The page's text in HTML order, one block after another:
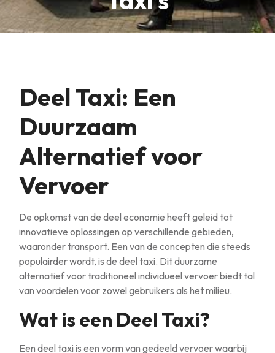
Deel Taxi: Een
Duurzaam
Alternatief voor
Vervoer
De opkomst van de deel economie heeft geleid tot
innovatieve oplossingen op verschillende gebieden,
waaronder transport. Een van de concepten die steeds
populairder wordt, is de deel taxi. Dit duurzame
alternatief voor traditioneel individueel vervoer biedt tal
van voordelen voor zowel gebruikers als het milieu.
Wat is een Deel Taxi?
Een deel taxi is een vorm van gedeeld vervoer waarbij